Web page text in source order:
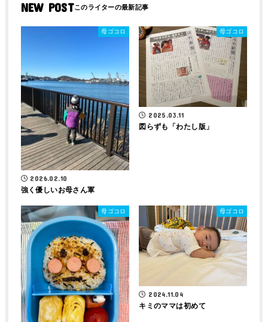
NEW POST
母ゴコロ
2026.02.10
強く優しいお母さん軍
母ゴコロ
2025.03.11
図らずも「わたし版」
母ゴコロ 母ゴコロ
2024.11.04
キミのママは初めて